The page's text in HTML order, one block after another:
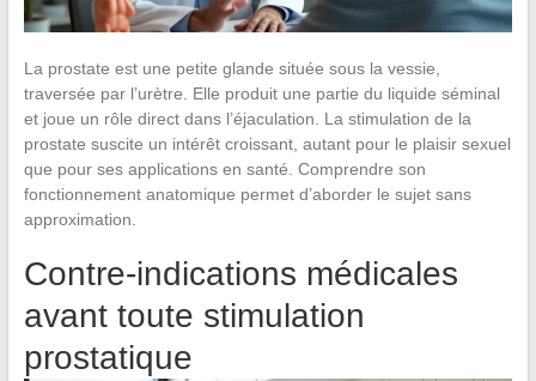
La prostate est une petite glande située sous la vessie,
traversée par l’urètre. Elle produit une partie du liquide séminal
et joue un rôle direct dans l’éjaculation. La stimulation de la
prostate suscite un intérêt croissant, autant pour le plaisir sexuel
que pour ses applications en santé. Comprendre son
fonctionnement anatomique permet d’aborder le sujet sans
approximation.
Contre-indications médicales
avant toute stimulation
prostatique